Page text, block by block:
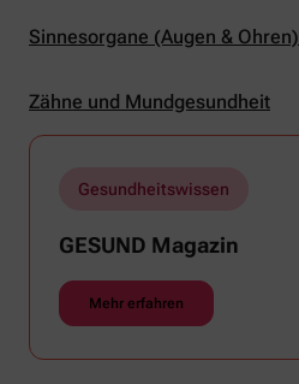
Sinnesorgane (Augen & Ohren)
Zähne und Mundgesundheit
Gesundheitswissen
GESUND Magazin
Mehr erfahren